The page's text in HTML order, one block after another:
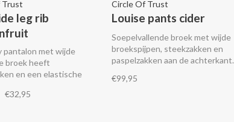
Trust
leg rib
pantalon met wijde
broek heeft
en een elastische
Florence blazer.
€32,95
Circle Of Trust
Louise pants cider
Soepelvallende broek met wijde
broekspijpen, steekzakken en
paspelzakken aan de achterkant.
€99,95